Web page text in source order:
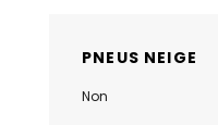
PNEUS NEIGE
Non